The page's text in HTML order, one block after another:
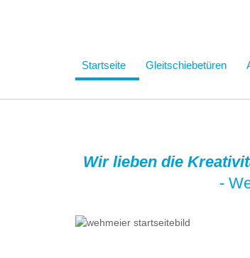
Startseite Gleitschiebetüren
Wir lieben die
-